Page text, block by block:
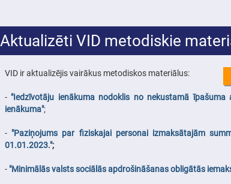
Aktualizēti VID metodiskie
VID ir aktualizējis vairākus metodiskos materiālus:
- "Iedzīvotāju ienākuma nodoklis no nekustamā īpašuma
ienākuma";
- "Paziņojums par fiziskajai personai izmaksātajām
01.01.2023.";
- "Minimālās valsts sociālās apdrošināšanas obligātās